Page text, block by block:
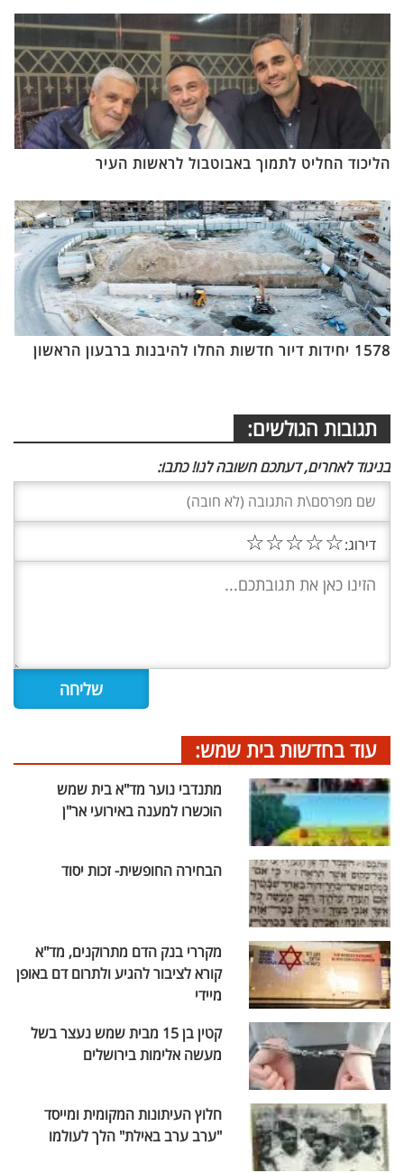
הליכוד החליט לתמוך באבוטבול לראשות העיר
1578 יחידות דיור חדשות החלו להיבנות ברבעון הראשון
תגובות הגולשים:
בניגוד לאחרים, דעתכם חשובה לנו! כתבו:
דירוג:☆
☆
☆
☆
☆
עוד בחדשות בית שמש:
מתנדבי נוער מד"א בית שמש
הוכשרו למענה באירועי אר"ן
הבחירה החופשית- זכות יסוד
מקררי בנק הדם מתרוקנים, מד"א
קורא לציבור להגיע ולתרום דם באופן
מיידי
קטין בן 15 מבית שמש נעצר בשל
מעשה אלימות בירושלים
חלוץ העיתונות המקומית ומייסד
"ערב ערב באילת" הלך לעולמו